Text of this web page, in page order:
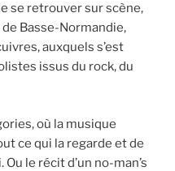
se retrouver sur scène,
Basse-Normandie,
auxquels s’est
issus du rock, du
où la musique
ce qui la regarde et de
le récit d’un no-man’s